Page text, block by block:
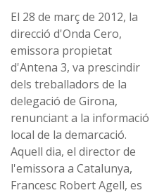
El 28 de març de 2012, la
direcció d'Onda Cero,
emissora propietat
d'Antena 3, va prescindir
dels treballadors de la
delegació de Girona,
renunciant a la informació
local de la demarcació.
Aquell dia, el director de
l'emissora a Catalunya,
Francesc Robert Agell, es